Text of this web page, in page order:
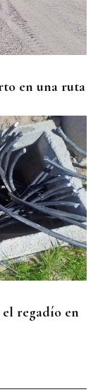
en una ruta
regadío en